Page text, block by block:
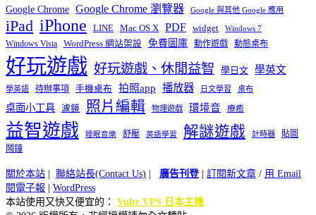
Google Chrome Google Chrome 瀏覽器 Google 與其他 Google 應用
iPad iPhone LINE Mac OS X PDF widget Windows 7
Windows Vista WordPress 網站架設 免費圖庫 動作遊戲 動態桌布
好玩遊戲 好玩遊戲、休閒益智 學日文 學英文
學英語 待辦事項 手機桌布 拍照app 播放器 日文學習 桌布
桌面小工具 濾鏡 照片編輯 物理遊戲 環境音 療癒
益智遊戲 睡眠音樂 舒壓 英語學習 解謎遊戲 計時器
貼圖
鬧鐘
關於本站 聯絡站長(Contact Us) 廣告刊登| 訂閱新文章 / 用 Email
閱電子報
WordPress
本站使用又快又便宜的： Vultr VPS 日本主機